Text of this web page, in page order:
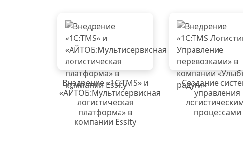
Внедрение «1C:TMS» и
«АЙТОБ:Мультисервисная
логистическая
платформа» в
компании Essity
Создание
управления
процессами